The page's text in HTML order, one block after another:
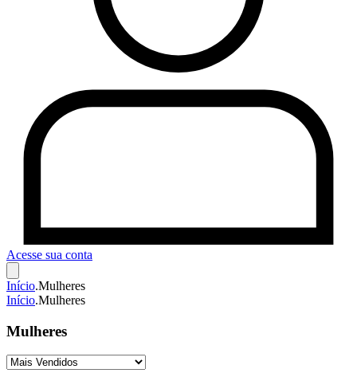
Acesse sua conta
Início.Mulheres
Início.Mulheres
Mulheres